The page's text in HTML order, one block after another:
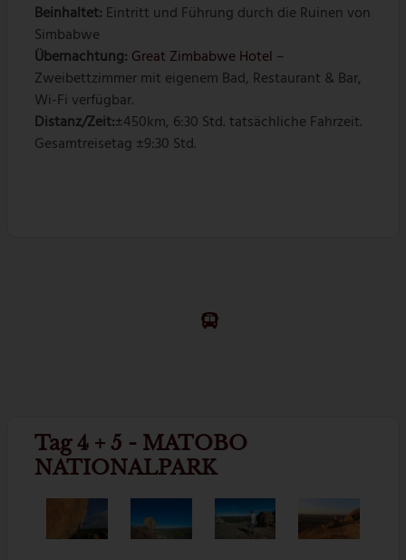
Beinhaltet: Eintritt und Führung durch die Ruinen von
Simbabwe
Übernachtung: Great Zimbabwe Hotel –
Zweibettzimmer mit eigenem Bad, Restaurant & Bar,
Wi-Fi verfügbar.
Distanz/Zeit:±450km, 6:30 Std. tatsächliche Fahrzeit.
Gesamtreisetag ±9:30 Std.
Tag 4 + 5 - MATOBO
NATIONALPARK